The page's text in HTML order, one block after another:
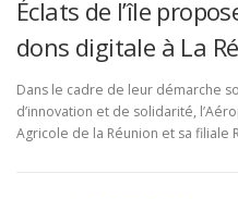
Éclats de l’île
dons digitale à La
Dans le cadre de leur démarche
d’innovation et de solidarité,
Agricole de la Réunion et sa filiale